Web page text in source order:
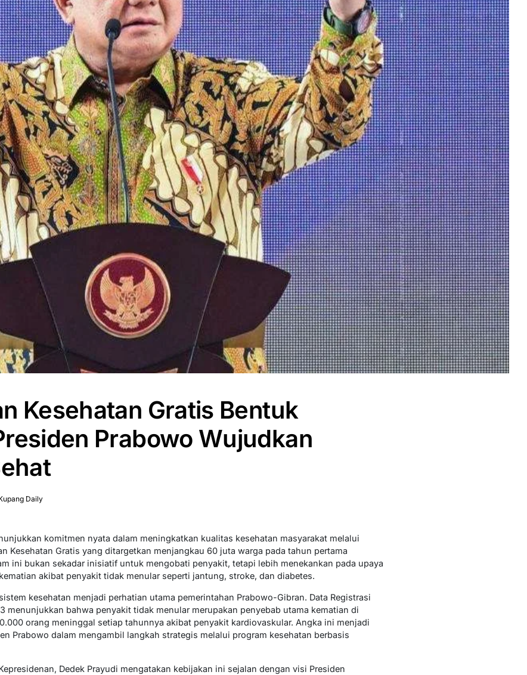
Kesehatan Gratis Bentuk
Prabowo Wujudkan
Daily
komitmen nyata dalam meningkatkan kualitas kesehatan masyarakat melalui
Kesehatan Gratis yang ditargetkan menjangkau 60 juta warga pada tahun pertama
ini bukan sekadar inisiatif untuk mengobati penyakit, tetapi lebih menekankan pada upaya
akibat penyakit tidak menular seperti jantung, stroke, dan diabetes.
kesehatan menjadi perhatian utama pemerintahan Prabowo-Gibran. Data Registrasi
menunjukkan bahwa penyakit tidak menular merupakan penyebab utama kematian di
orang meninggal setiap tahunnya akibat penyakit kardiovaskular. Angka ini menjadi
Prabowo dalam mengambil langkah strategis melalui program kesehatan berbasis
Dedek Prayudi mengatakan kebijakan ini sejalan dengan visi Presiden